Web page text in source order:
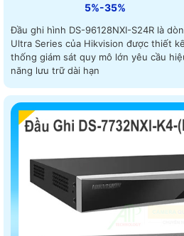
5%-35%
Đầu ghi hình DS-96128NXI-S24R là
Ultra Series của Hikvision được thiết
thống giám sát quy mô lớn yêu cầu
năng lưu trữ dài hạn